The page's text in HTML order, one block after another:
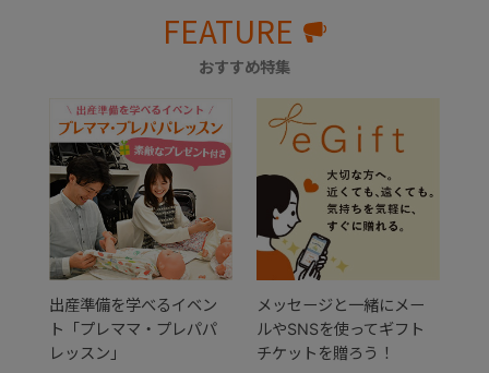
FEATURE
おすすめ特集
出産準備を学べるイベン
ト「プレママ・プレパパ
レッスン」
メッセージと一緒にメー
ルやSNSを使ってギフト
チケットを贈ろう！